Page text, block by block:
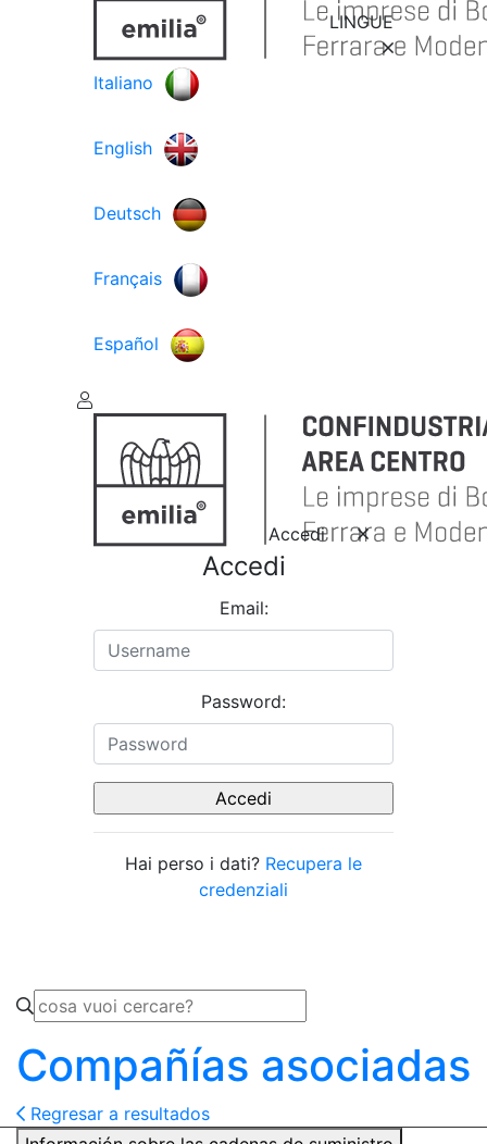
LINGUE
Italiano
English
Deutsch
Français
Español
Accedi
Accedi
Email:
Password:
Hai perso i dati? Recupera le
credenziali
Compañías asociadas
Regresar a resultados